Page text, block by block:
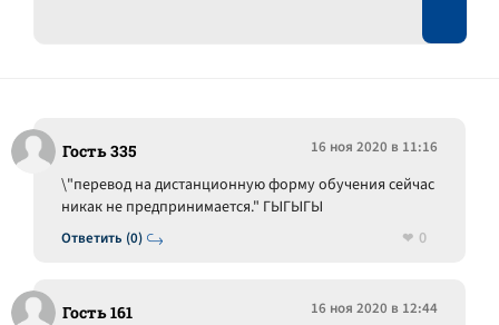
Гость 335 16 ноя 2020 в 11:16
Ответить (0)
\"перевод на дистанционную форму обучения сейчас
никак не предпринимается." ГЫГЫГЫ
0
Гость 161 16 ноя 2020 в 12:44